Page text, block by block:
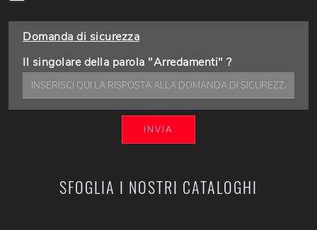
SFOGLIA I NOSTRI CATALOGHI
Domanda di sicurezza
Il singolare della parola "Arredamenti" ?
INVIA